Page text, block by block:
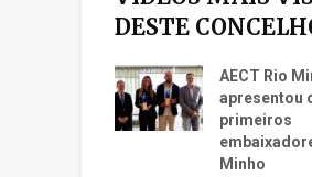
DESTE
AECT Rio
apresentou
primeiros
Minho